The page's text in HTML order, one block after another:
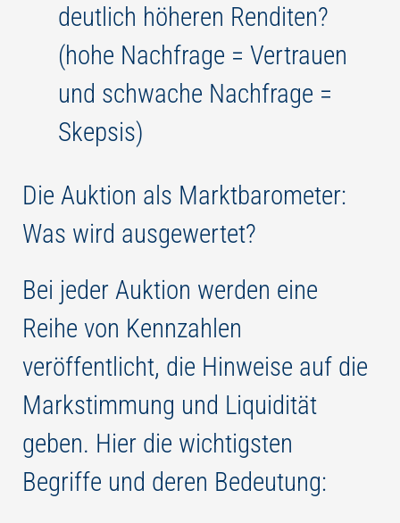
deutlich höheren Renditen?
(hohe Nachfrage = Vertrauen
und schwache Nachfrage =
Skepsis)
Die Auktion als Marktbarometer:
Was wird ausgewertet?
Bei jeder Auktion werden eine
Reihe von Kennzahlen
veröffentlicht, die Hinweise auf die
Markstimmung und Liquidität
geben. Hier die wichtigsten
Begriffe und deren Bedeutung: